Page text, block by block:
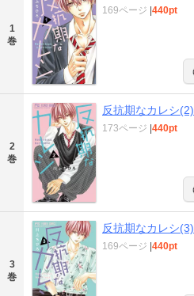
1
巻
169ページ |440pt
2
巻
反抗期なカレシ(2)
173ページ |440pt
3
巻
反抗期なカレシ(3)
169ページ |440pt